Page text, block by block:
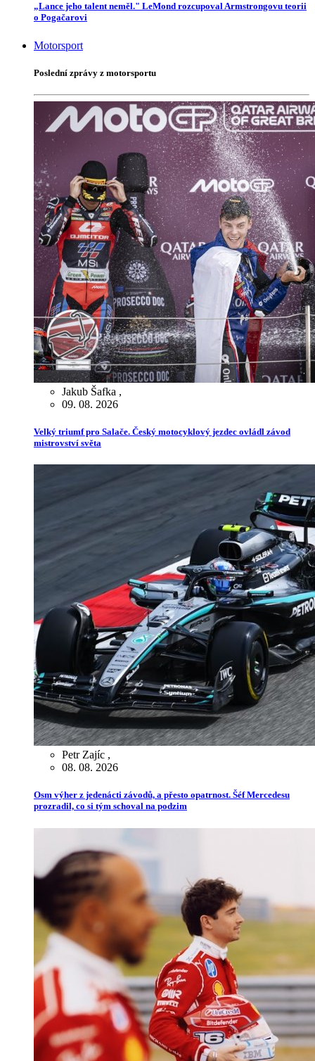
„Lance jeho talent neměl." LeMond rozcupoval Armstrongovu teorii
o Pogačarovi
Motorsport
Poslední zprávy z motorsportu
Jakub Šafka ,
09. 08. 2026
Velký triumf pro Salače. Český motocyklový jezdec ovládl závod
mistrovství světa
Petr Zajíc ,
08. 08. 2026
Osm výher z jedenácti závodů, a přesto opatrnost. Šéf Mercedesu
prozradil, co si tým schoval na podzim